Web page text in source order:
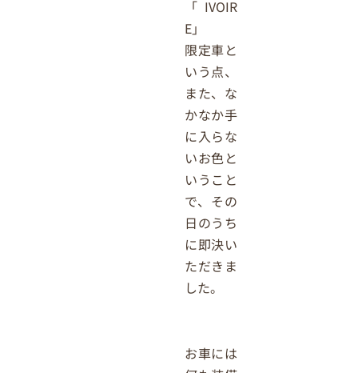
「IVOIR
E」
限定車と
いう点、
また、な
かなか手
に入らな
いお色と
いうこと
で、その
日のうち
に即決い
ただきま
した。
お車には